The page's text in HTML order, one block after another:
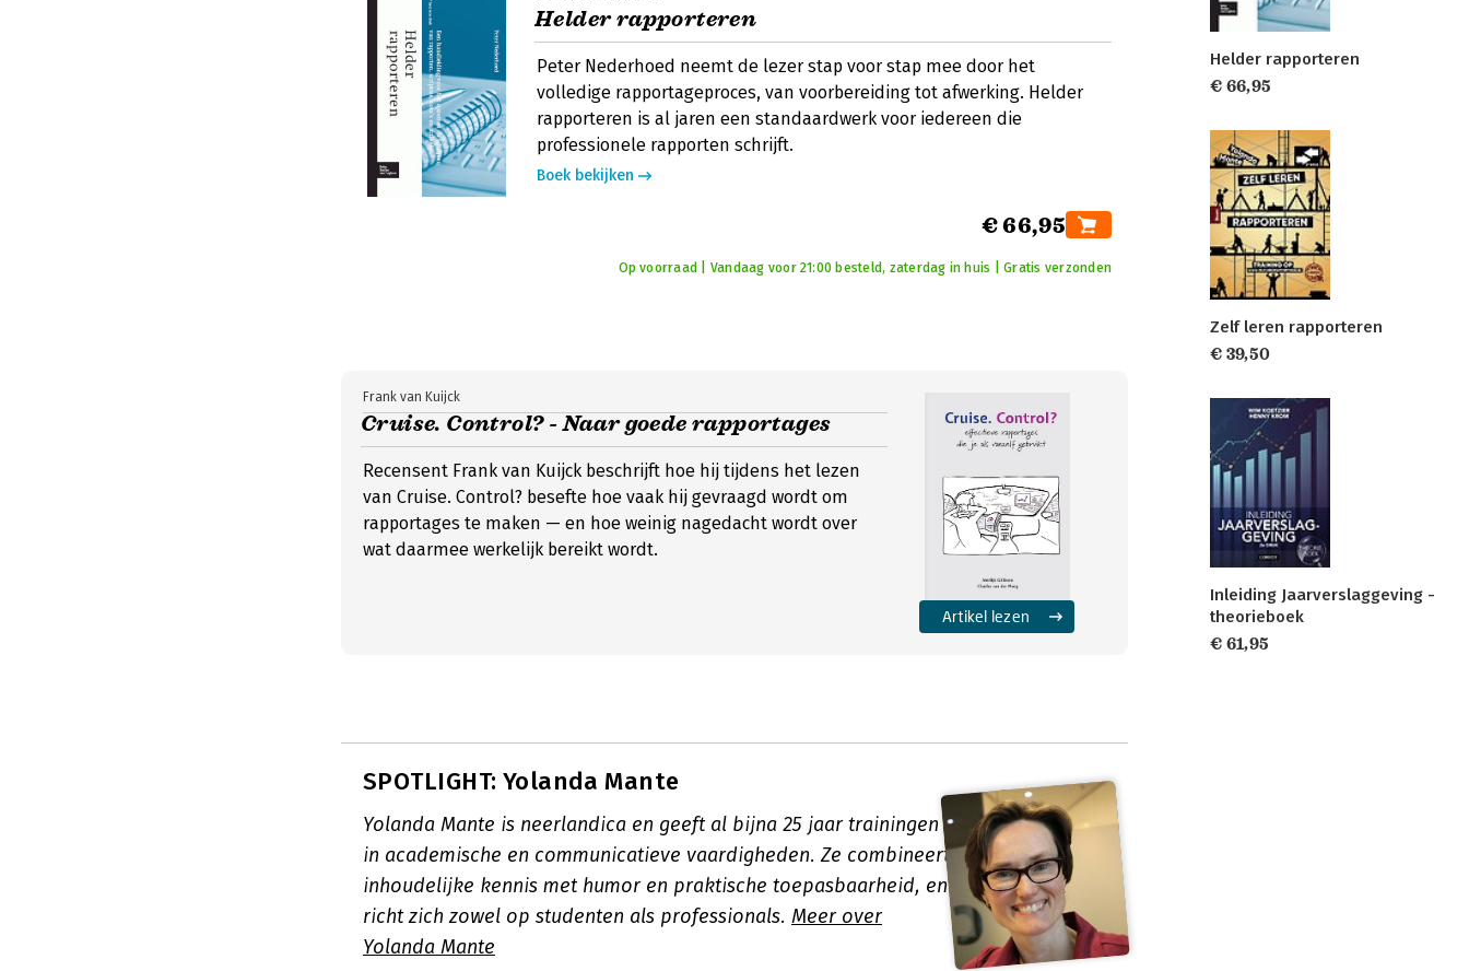
Helder rapporteren
Peter Nederhoed neemt de lezer stap voor stap mee door het
volledige rapportageproces, van voorbereiding tot afwerking. Helder
rapporteren is al jaren een standaardwerk voor iedereen die
professionele rapporten schrijft.
Boek bekijken
€ 66,95
Op voorraad | Vandaag voor 21:00 besteld, zaterdag in huis | Gratis verzonden
Cruise. Control? - Naar goede rapportages
Frank van Kuijck
Recensent Frank van Kuijck beschrijft hoe hij tijdens het lezen
van Cruise. Control? besefte hoe vaak hij gevraagd wordt om
rapportages te maken — en hoe weinig nagedacht wordt over
wat daarmee werkelijk bereikt wordt.
Artikel lezen
SPOTLIGHT: Yolanda Mante
Yolanda Mante is neerlandica en geeft al bijna 25 jaar trainingen
in academische en communicatieve vaardigheden. Ze combineert
inhoudelijke kennis met humor en praktische toepasbaarheid, en
richt zich zowel op studenten als professionals. Meer over
Yolanda Mante
Helder rapporteren
€ 66,95
Zelf leren rapporteren
€ 39,50
Inleiding Jaarverslaggeving -
theorieboek
€ 61,95